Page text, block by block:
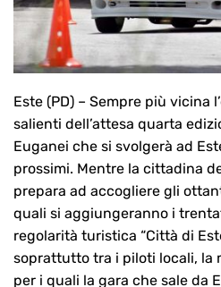
Este (PD) – Sempre più vicina
salienti dell’attesa quarta
Euganei che si svolgerà ad
prossimi. Mentre la cittadina
prepara ad accogliere gli
quali si aggiungeranno i
regolarità turistica “Città di
soprattutto tra i piloti locali, la
per i quali la gara che sale da